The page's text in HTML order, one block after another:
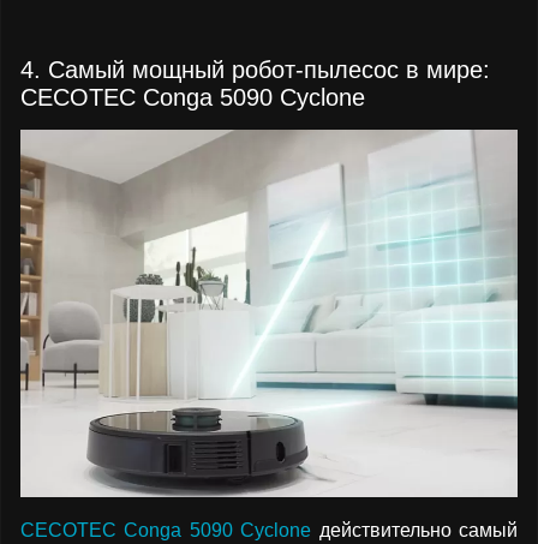
4. Самый мощный робот-пылесос в мире:
CECOTEC Conga 5090 Cyclone
CECOTEC Conga 5090 Cyclone действительно самый